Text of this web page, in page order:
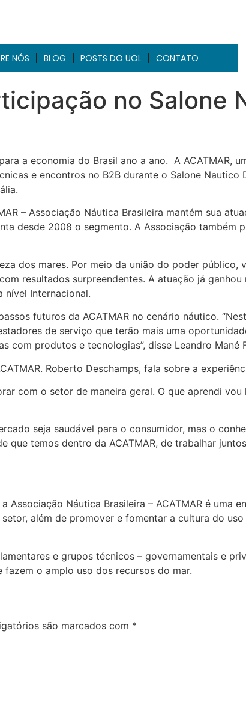
NÓS BLOG POSTS DO UOL CONTATO
no Salone
a economia do Brasil ano a ano. A ACATMAR,
e encontros no B2B durante o Salone Nautico
– Associação Náutica Brasileira mantém sua
desde 2008 o segmento. A Associação também
dos mares. Por meio da união do poder público,
resultados surpreendentes. A atuação já
nível Internacional.
futuros da ACATMAR no cenário náutico.
de serviço que terão mais uma
produtos e tecnologias”, disse Leandro Mané
Roberto Deschamps, fala sobre a
com o setor de maneira geral. O que aprendi vou
seja saudável para o consumidor, mas o
que temos dentro da ACATMAR, de trabalhar
Associação Náutica Brasileira – ACATMAR é uma
além de promover e fomentar a cultura do
e grupos técnicos – governamentais e
o amplo uso dos recursos do mar.
são marcados com *